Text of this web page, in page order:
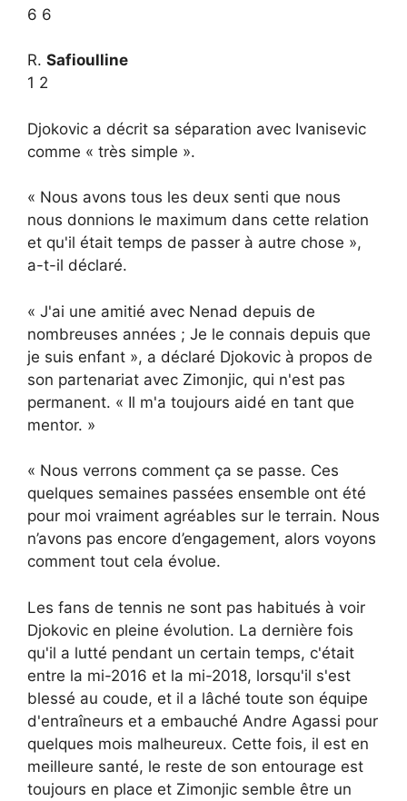
6 6
R. Safioulline
1 2
Djokovic a décrit sa séparation avec Ivanisevic
comme « très simple ».
« Nous avons tous les deux senti que nous
nous donnions le maximum dans cette relation
et qu'il était temps de passer à autre chose »,
a-t-il déclaré.
« J'ai une amitié avec Nenad depuis de
nombreuses années ; Je le connais depuis que
je suis enfant », a déclaré Djokovic à propos de
son partenariat avec Zimonjic, qui n'est pas
permanent. « Il m'a toujours aidé en tant que
mentor. »
« Nous verrons comment ça se passe. Ces
quelques semaines passées ensemble ont été
pour moi vraiment agréables sur le terrain. Nous
n’avons pas encore d’engagement, alors voyons
comment tout cela évolue.
Les fans de tennis ne sont pas habitués à voir
Djokovic en pleine évolution. La dernière fois
qu'il a lutté pendant un certain temps, c'était
entre la mi-2016 et la mi-2018, lorsqu'il s'est
blessé au coude, et il a lâché toute son équipe
d'entraîneurs et a embauché Andre Agassi pour
quelques mois malheureux. Cette fois, il est en
meilleure santé, le reste de son entourage est
toujours en place et Zimonjic semble être un